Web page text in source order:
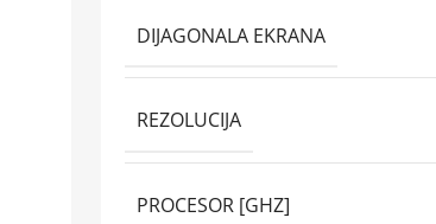
DIJAGONALA EKRANA
REZOLUCIJA
PROCESOR [GHZ]